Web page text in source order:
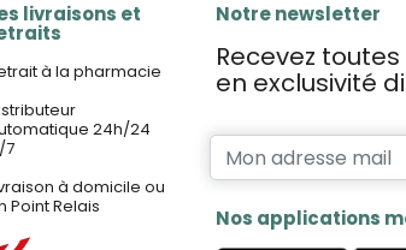
livraisons et
à la pharmacie
24h/24
7
à domicile ou
Point Relais
Notre newsletter
Recevez
en exclusivité
Nos applications